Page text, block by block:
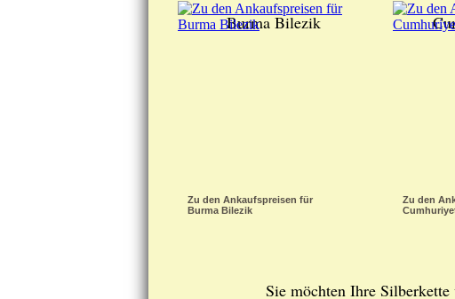
Burma Bilezik
Zu den Ankaufspreisen für
Burma Bilezik
Zu den
Sie möchten Ihre